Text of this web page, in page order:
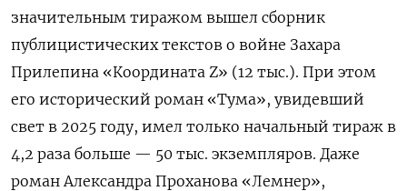
значительным тиражом вышел сборник
публицистических текстов о войне Захара
Прилепина «Координата Z» (12 тыс.). При этом
его исторический роман «Тума», увидевший
свет в 2025 году, имел только начальный тираж в
4,2 раза больше — 50 тыс. экземпляров. Даже
роман Александра Проханова «Лемнер»,